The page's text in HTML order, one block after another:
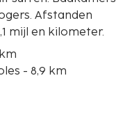
Afstanden
mijl en kilometer.
- 8,9 km